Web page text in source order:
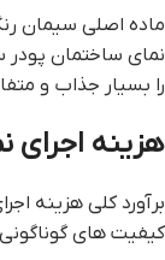
ماده اصلی سیمان
نماي ساختمان
را بسیار جذاب و
هزینه اجرای
برآورد کلی هزینه
کیفیت های